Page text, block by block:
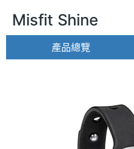
Misfit Shine
產品總覽